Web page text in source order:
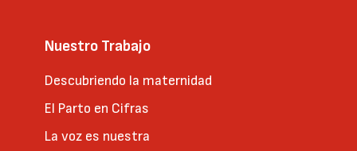
Nuestro Trabajo
Descubriendo la maternidad
El Parto en Cifras
La voz es nuestra